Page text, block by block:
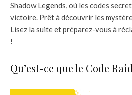
Shadow Legends, où les codes
victoire. Prêt à découvrir les
Lisez la suite et préparez-vous à
!
Qu’est-ce que le Code